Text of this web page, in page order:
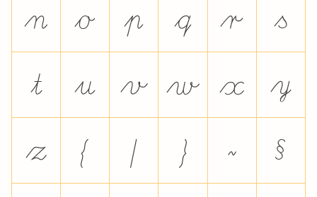
n
o p q r
s
t
u v w x
y
z
{ | } ~
§